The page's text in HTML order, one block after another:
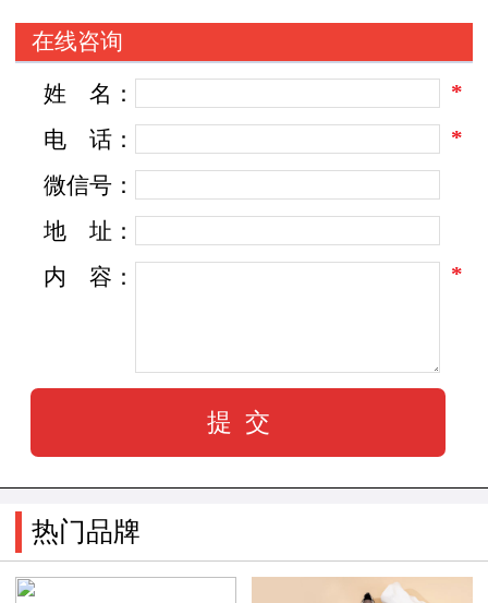
应具备“独立、自主”的能力，引导孩子从小树
立“独立、自主”理念。
“我的童年，我做主！”，“铅笔俱乐部”创造孩
子美好未来！
在线咨询
姓
名：
*
电
话：
*
微信号：
地
址：
内
容： *
热门品牌